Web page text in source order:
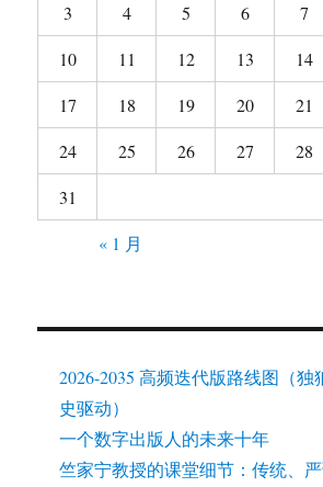
3
4 5 6 7
10
11 12 13 14
17
18 19 20 21
24
25 26 27 28
31
« 1 月
2026-2035 高频迭代版路线图（独
史驱动）
一个数字出版人的未来十年
竺家宁教授的课堂细节：传统、